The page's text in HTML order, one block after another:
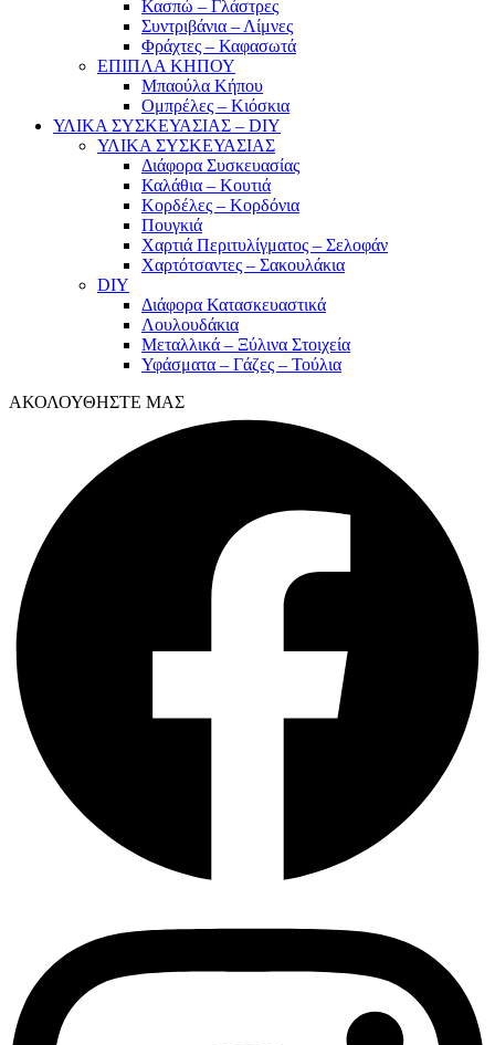
Κασπώ – Γλάστρες
Συντριβάνια – Λίμνες
Φράχτες – Καφασωτά
ΕΠΙΠΛΑ ΚΗΠΟΥ
Μπαούλα Κήπου
Ομπρέλες – Κιόσκια
ΥΛΙΚΑ ΣΥΣΚΕΥΑΣΙΑΣ – DIY
ΥΛΙΚΑ ΣΥΣΚΕΥΑΣΙΑΣ
Διάφορα Συσκευασίας
Καλάθια – Κουτιά
Κορδέλες – Κορδόνια
Πουγκιά
Χαρτιά Περιτυλίγματος – Σελοφάν
Χαρτότσαντες – Σακουλάκια
DIY
Διάφορα Κατασκευαστικά
Λουλουδάκια
Μεταλλικά – Ξύλινα Στοιχεία
Υφάσματα – Γάζες – Τούλια
ΑΚΟΛΟΥΘΗΣΤΕ ΜΑΣ